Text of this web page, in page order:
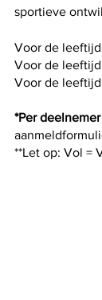
sportieve
Voor de leeftijd
Voor de leeftijd
Voor de leeftijd
*Per deelnemer
**Let op: Vol =